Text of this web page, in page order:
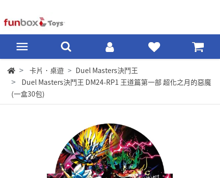
卡片．桌遊
Duel Masters決鬥王
Duel Masters決鬥王 DM24-RP1 王道篇第一部 超化之月的惡魔
(一盒30包)